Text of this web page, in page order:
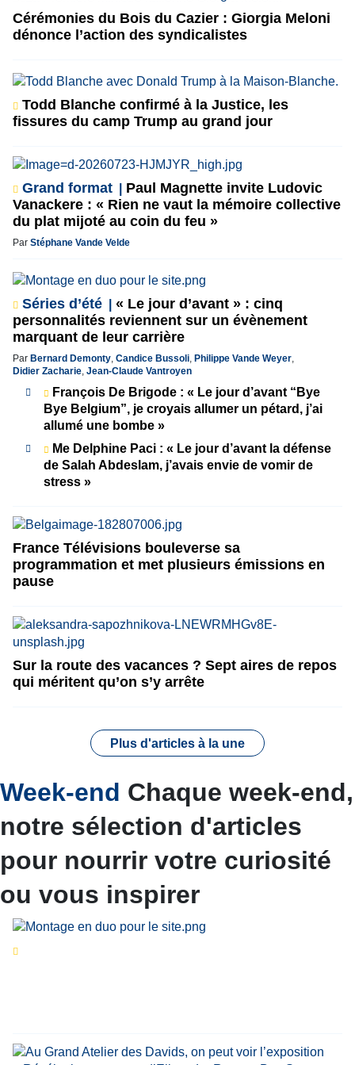
Cérémonies du Bois du Cazier : Giorgia Meloni
dénonce l’action des syndicalistes
Todd Blanche confirmé à la Justice, les
fissures du camp Trump au grand jour
Grand format
Paul Magnette invite Ludovic
Vanackere : « Rien ne vaut la mémoire collective
du plat mijoté au coin du feu »
Par Stéphane Vande Velde
Séries d’été
« Le jour d’avant » : cinq
personnalités reviennent sur un évènement
marquant de leur carrière
Par Bernard Demonty, Candice Bussoli, Philippe Vande Weyer,
Didier Zacharie, Jean-Claude Vantroyen
François De Brigode : « Le jour d’avant “Bye
Bye Belgium”, je croyais allumer un pétard, j’ai
allumé une bombe »
Me Delphine Paci : « Le jour d’avant la défense
de Salah Abdeslam, j’avais envie de vomir de
stress »
France Télévisions bouleverse sa
programmation et met plusieurs émissions en
pause
Sur la route des vacances ? Sept aires de repos
qui méritent qu’on s’y arrête
Plus d'articles à la une
Week-end Chaque week-end,
notre sélection d'articles
pour nourrir votre curiosité
ou vous inspirer